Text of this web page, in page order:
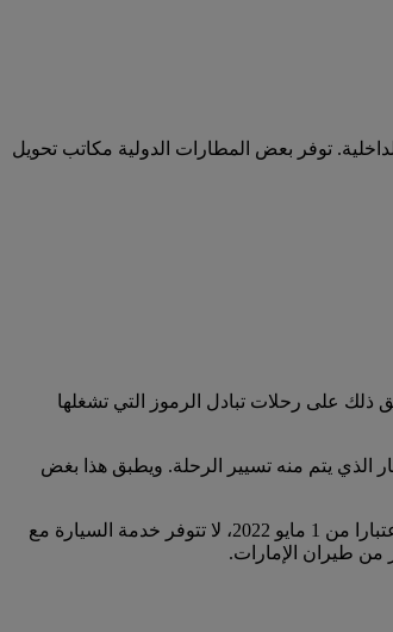
توفر بعض المطارات الدولية مكاتب تحويل
ذلك على رحلات تبادل الرموز التي تشغلها
الذي يتم منه تسيير الرحلة. ويطبق هذا بغض
لا تؤهلكم خطوط سير الرحلات بين أستراليا ونيوزيلندا بشكل حصري والتي يتم تشغيلها من قبل طيران الإمارات للاستفادة من خدمة السيارة مع سائق. اعتبارا من 1 مايو 2022، لا تتوفر خدمة السيارة مع
من طيران الإمارات.